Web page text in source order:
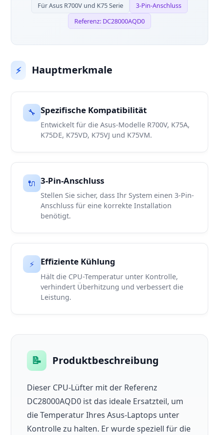
Für Asus R700V und K75 Serie
3-Pin-Anschluss
Referenz: DC28000AQD0
⚡ Hauptmerkmale
🔧 Spezifische Kompatibilität
Entwickelt für die Asus-Modelle R700V, K75A,
K75DE, K75VD, K75VJ und K75VM.
🔌 3-Pin-Anschluss
Stellen Sie sicher, dass Ihr System einen 3-Pin-
Anschluss für eine korrekte Installation
benötigt.
⚡ Effiziente Kühlung
Hält die CPU-Temperatur unter Kontrolle,
verhindert Überhitzung und verbessert die
Leistung.
📝 Produktbeschreibung
Dieser CPU-Lüfter mit der Referenz
DC28000AQD0 ist das ideale Ersatzteil, um
die Temperatur Ihres Asus-Laptops unter
Kontrolle zu halten. Er wurde speziell für die